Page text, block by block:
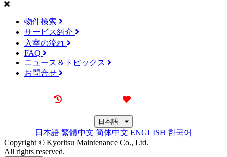
物件検索
サービス紹介
入室の流れ
FAQ
ニュース＆トピックス
お問合せ
日本語
日本語 繁體中文 简体中文 ENGLISH 한국어
Copyright © Kyoritsu Maintenance Co., Ltd.
All rights reserved.